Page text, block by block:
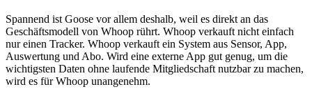
Spannend ist Goose vor allem deshalb, weil es direkt an das
Geschäftsmodell von Whoop rührt. Whoop verkauft nicht einfach
nur einen Tracker. Whoop verkauft ein System aus Sensor, App,
Auswertung und Abo. Wird eine externe App gut genug, um die
wichtigsten Daten ohne laufende Mitgliedschaft nutzbar zu machen,
wird es für Whoop unangenehm.